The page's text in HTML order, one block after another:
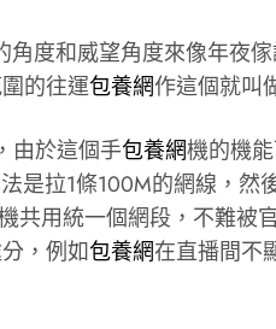
角度和威望角度來像年夜
的往運包養網作這個就叫
由於這個手包養網機的機
是拉1條100M的網線，然
共用統一個網段，不難被
，例如包養網在直播間不